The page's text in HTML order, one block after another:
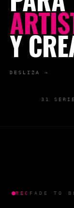
Y
DESLIZA →
31
REC FADE TO